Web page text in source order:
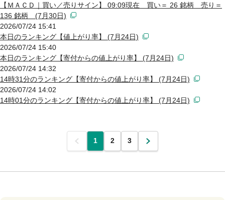
【ＭＡＣＤ｜買い／売りサイン】 09:09現在 買い＝ 26 銘柄 売り＝
136 銘柄 (7月30日)
2026/07/24 15:41
本日のランキング【値上がり率】 (7月24日)
2026/07/24 15:40
本日のランキング【寄付からの値上がり率】 (7月24日)
2026/07/24 14:32
14時31分のランキング【寄付からの値上がり率】 (7月24日)
2026/07/24 14:02
14時01分のランキング【寄付からの値上がり率】 (7月24日)
前 1 2 3 次